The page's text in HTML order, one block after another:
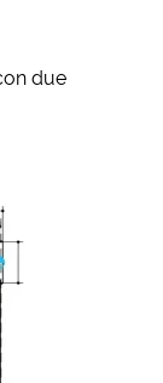
due